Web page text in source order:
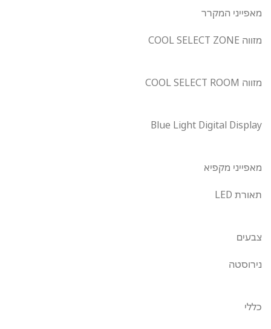
מאפייני המקרר
מזווה COOL SELECT ZONE
מזווה COOL SELECT ROOM
Blue Light Digital Display
מאפייני מקפיא
תאורת LED
צבעים
נירוסטה
כללי